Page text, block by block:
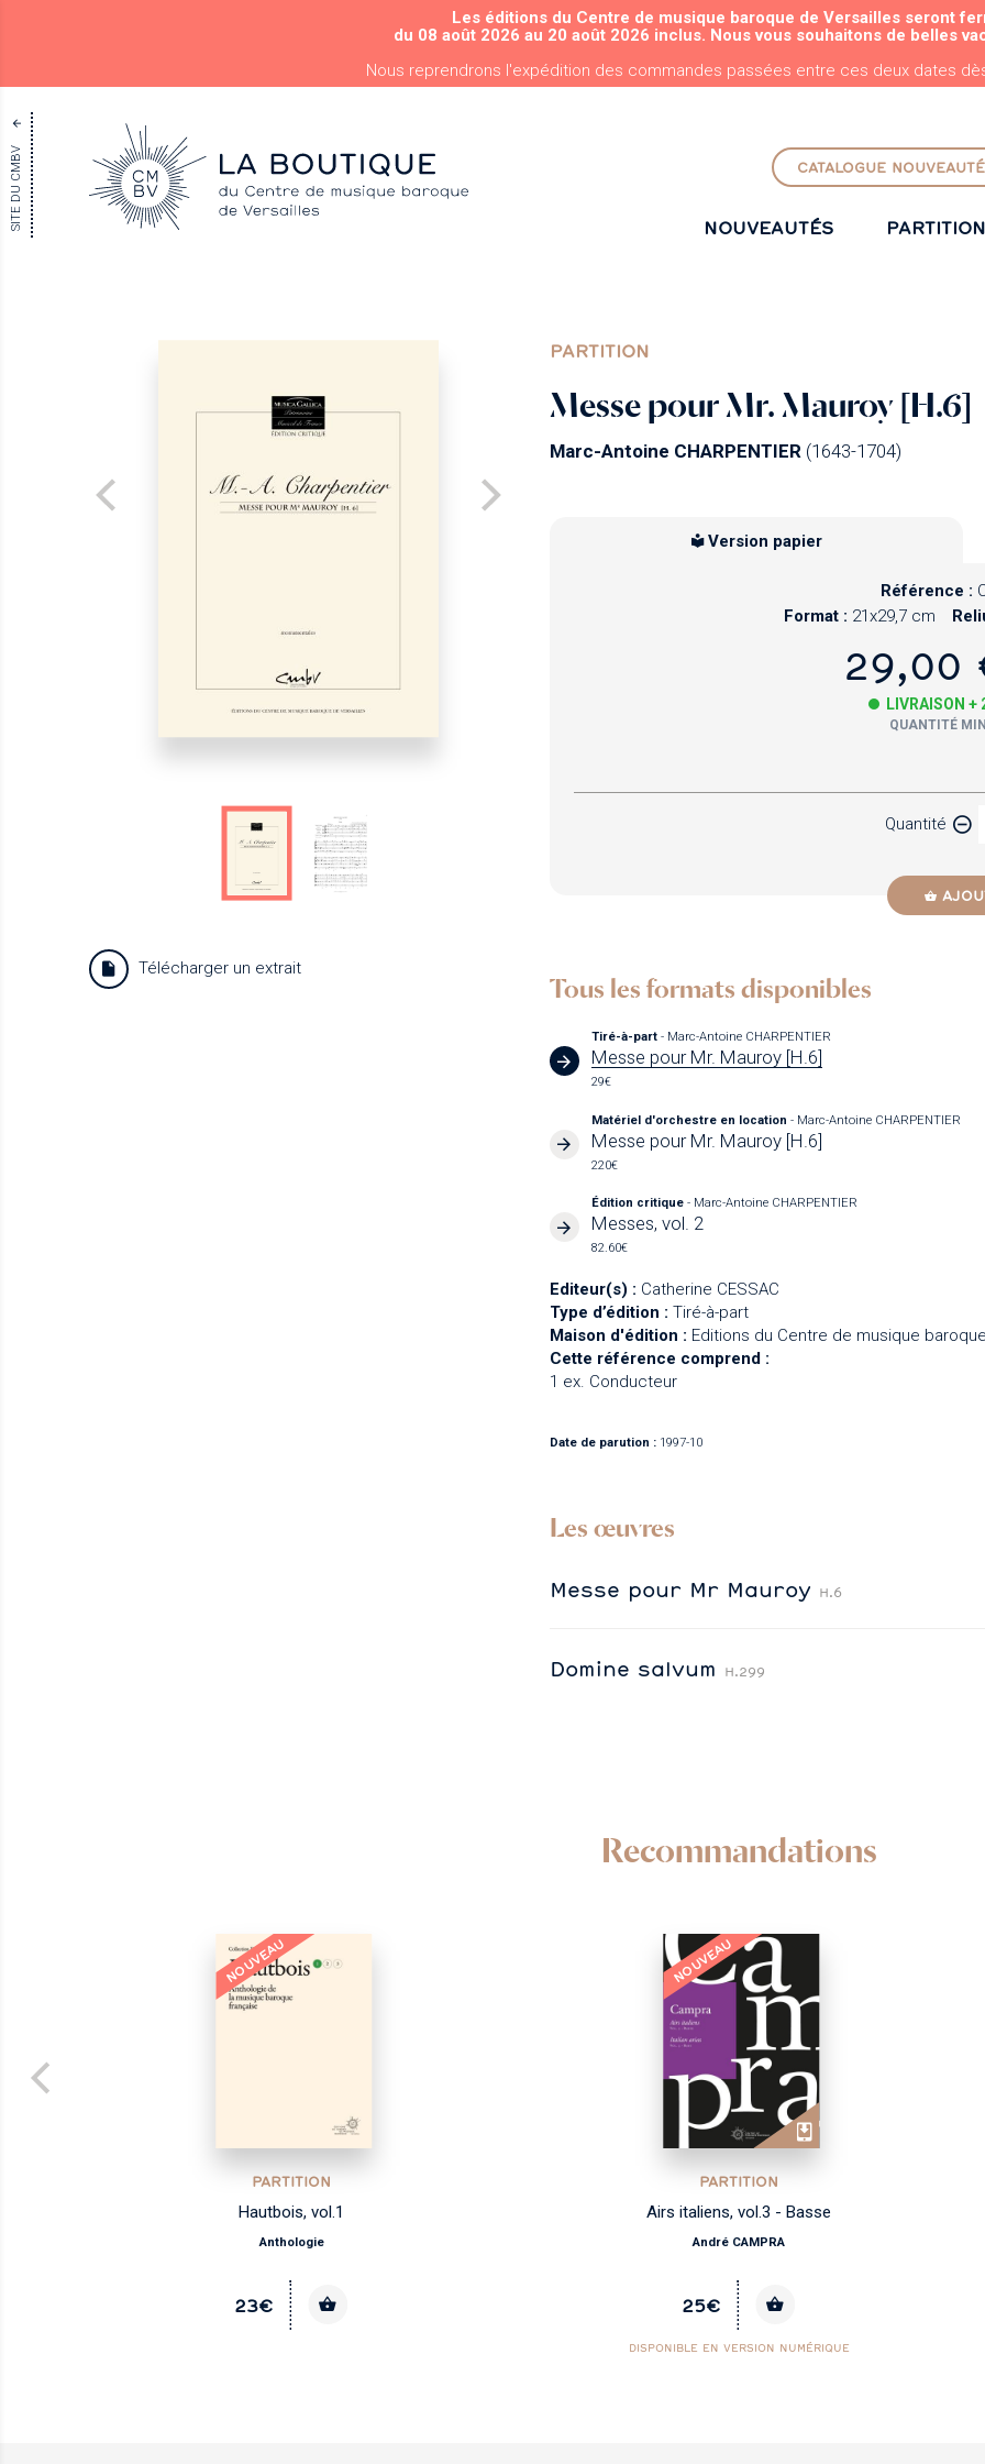
ALLER AU CONTENU PRINCIPAL
Les éditions du Centre de musique baroque de Versailles seront
du 08 août 2026 au 20 août 2026 inclus. Nous vous souhaitons de belles
Nous reprendrons l'expédition des commandes passées entre ces deux dates
SITE DU CMBV CATALOGUE
NOUVEAUTÉS
PARTITION
Messe pour Mr. Mauroy [H.6]
Marc-Antoine CHARPENTIER (1643-1704)
Télécharger un extrait
Version papier
Référence :
Format : 21x29,7 cm
29,00
LIVRAISON +
QUANTITÉ
Quantité
Tous les formats disponibles
Tiré-à-part- Marc-Antoine CHARPENTIER
Messe pour Mr. Mauroy [H.6]
29€
Matériel d'orchestre en location- Marc-Antoine CHARPENTIER
Messe pour Mr. Mauroy [H.6]
220€
Édition critique- Marc-Antoine CHARPENTIER
Messes, vol. 2
82.60€
Editeur(s) : Catherine CESSAC
Type d’édition : Tiré-à-part
Maison d'édition : Editions du Centre de musique
Cette référence comprend :
1 ex. Conducteur
Date de parution : 1997-10
Les œuvres
Messe pour Mr Mauroy H.6
Domine salvum H.299
Recommandations
NOUVEAU
PARTITION
Hautbois, vol.1
Anthologie
23€
NOUVEAU
PARTITION
Airs italiens, vol.3 - Basse
André CAMPRA
25€
DISPONIBLE EN VERSION NUMÉRIQUE